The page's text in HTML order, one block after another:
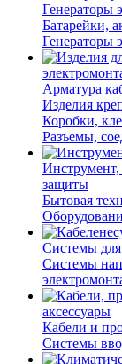
Генераторы
Батарейки,
Генераторы
Арматура
Изделия
Коробки,
Разъемы,
Инструмент,
защиты
Бытовая
Системы для
Системы
аксессуары
Кабели и
Системы